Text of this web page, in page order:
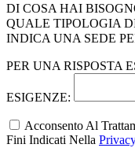
DI COSA HAI
QUALE TIPOLOGIA
INDICA UNA SEDE
PER UNA RISPOSTA
ESIGENZE:
Acconsento Al
Fini Indicati Nella